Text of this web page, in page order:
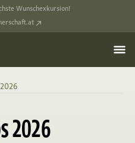
Wunschexkursion!
2026